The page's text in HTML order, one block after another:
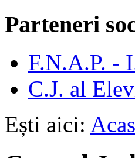
Parteneri
F.N.A.P. -
C.J. al
Ești aici: